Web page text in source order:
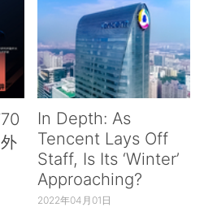
In Depth: As
Tencent Lays Off
Staff, Is Its ‘Winter’
Approaching?
2022年04月01日